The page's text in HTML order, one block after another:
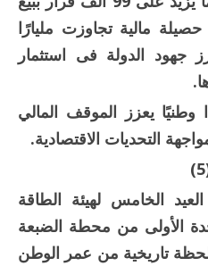
مالية تجاوزت مليارًا
جهود الدولة فى استثمار
يعزز الموقف المالي
التحديات الاقتصادية.
العيد الخامس لهيئة الطاقة
الأولى من محطة الضبعة
لحظة تاريخية من عمر الوطن